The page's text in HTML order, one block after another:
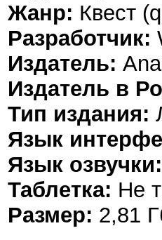
Жанр: Квест
Разработчик:
Издатель:
Издатель в
Тип издания:
Язык
Язык озвучки:
Таблетка: Не
Размер: 2,81